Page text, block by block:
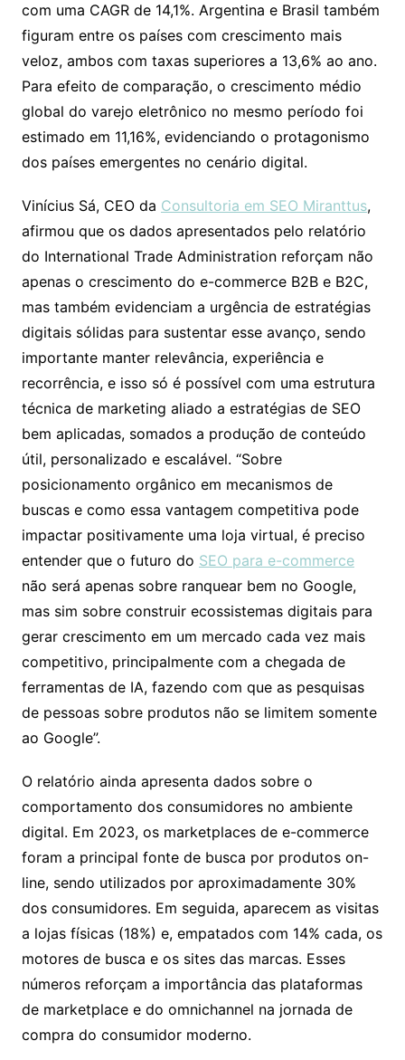
com uma CAGR de 14,1%. Argentina e Brasil também
figuram entre os países com crescimento mais
veloz, ambos com taxas superiores a 13,6% ao ano.
Para efeito de comparação, o crescimento médio
global do varejo eletrônico no mesmo período foi
estimado em 11,16%, evidenciando o protagonismo
dos países emergentes no cenário digital.
Vinícius Sá, CEO da Consultoria em SEO Miranttus,
afirmou que os dados apresentados pelo relatório
do International Trade Administration reforçam não
apenas o crescimento do e-commerce B2B e B2C,
mas também evidenciam a urgência de estratégias
digitais sólidas para sustentar esse avanço, sendo
importante manter relevância, experiência e
recorrência, e isso só é possível com uma estrutura
técnica de marketing aliado a estratégias de SEO
bem aplicadas, somados a produção de conteúdo
útil, personalizado e escalável. “Sobre
posicionamento orgânico em mecanismos de
buscas e como essa vantagem competitiva pode
impactar positivamente uma loja virtual, é preciso
entender que o futuro do SEO para e-commerce
não será apenas sobre ranquear bem no Google,
mas sim sobre construir ecossistemas digitais para
gerar crescimento em um mercado cada vez mais
competitivo, principalmente com a chegada de
ferramentas de IA, fazendo com que as pesquisas
de pessoas sobre produtos não se limitem somente
ao Google”.
O relatório ainda apresenta dados sobre o
comportamento dos consumidores no ambiente
digital. Em 2023, os marketplaces de e-commerce
foram a principal fonte de busca por produtos on-
line, sendo utilizados por aproximadamente 30%
dos consumidores. Em seguida, aparecem as visitas
a lojas físicas (18%) e, empatados com 14% cada, os
motores de busca e os sites das marcas. Esses
números reforçam a importância das plataformas
de marketplace e do omnichannel na jornada de
compra do consumidor moderno.